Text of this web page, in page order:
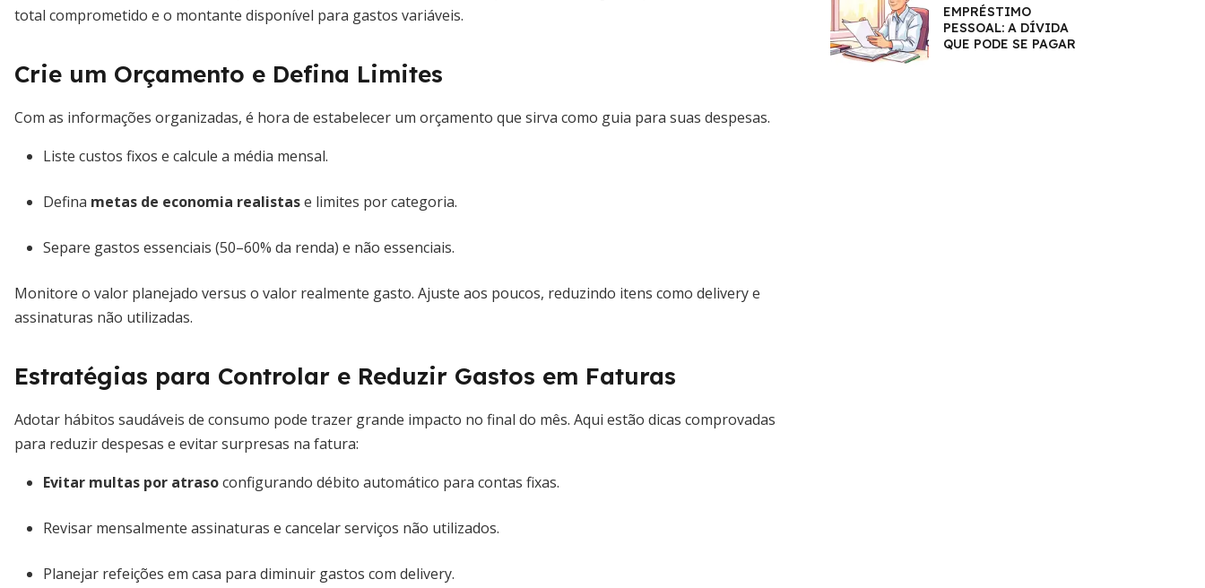
total comprometido e o montante disponível para gastos variáveis.
Crie um Orçamento e Defina Limites
Com as informações organizadas, é hora de estabelecer um orçamento que sirva como guia para suas despesas.
Liste custos fixos e calcule a média mensal.
Defina metas de economia realistase limites por categoria.
Separe gastos essenciais (50–60% da renda) e não essenciais.
Monitore o valor planejado versus o valor realmente gasto. Ajuste aos poucos, reduzindo itens como delivery e
assinaturas não utilizadas.
Estratégias para Controlar e Reduzir Gastos em Faturas
Adotar hábitos saudáveis de consumo pode trazer grande impacto no final do mês. Aqui estão dicas comprovadas
para reduzir despesas e evitar surpresas na fatura:
Evitar multas por atrasoconfigurando débito automático para contas fixas.
Revisar mensalmente assinaturas e cancelar serviços não utilizados.
Planejar refeições em casa para diminuir gastos com delivery.
EMPRÉSTIMO
PESSOAL: A DÍVIDA
QUE PODE SE PAGAR